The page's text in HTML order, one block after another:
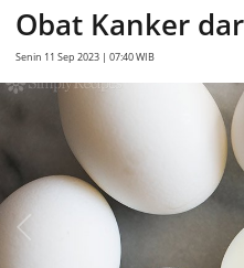
Obat Kanker
Senin 11 Sep 2023 | 07:40 WIB